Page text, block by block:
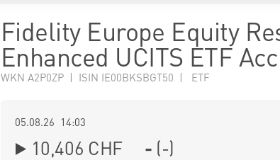
Fidelity Europe Equity
Enhanced UCITS ETF Acc
WKN A2P0ZP | ISIN IE00BKSBGT50 | ETF
05.08.26 14:03
10,406 CHF - (-)